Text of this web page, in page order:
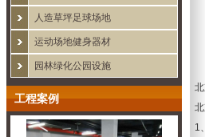
人造草坪足球场地
运动场地健身器材
园林绿化公园设施
工程案例
1